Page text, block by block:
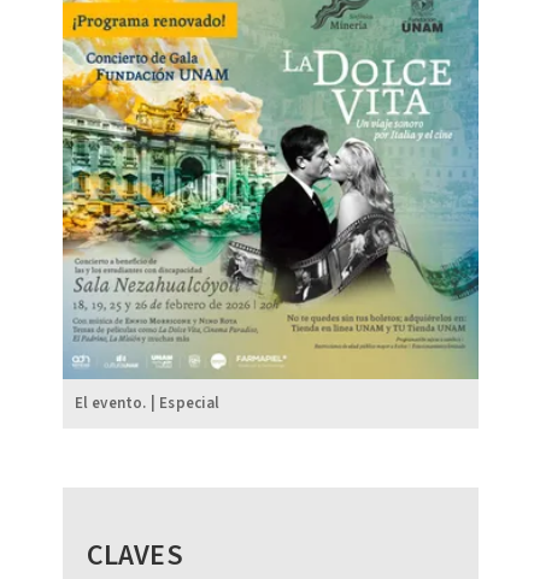
El evento. | Especial
CLAVES